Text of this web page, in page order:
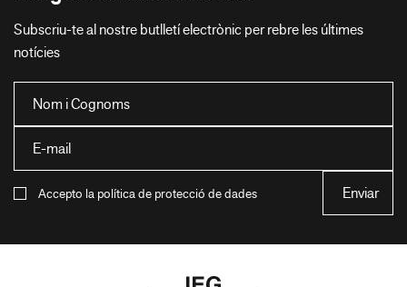
Subscriu-te al nostre butlletí electrònic per rebre les últimes
notícies
Accepto la política de protecció de dades